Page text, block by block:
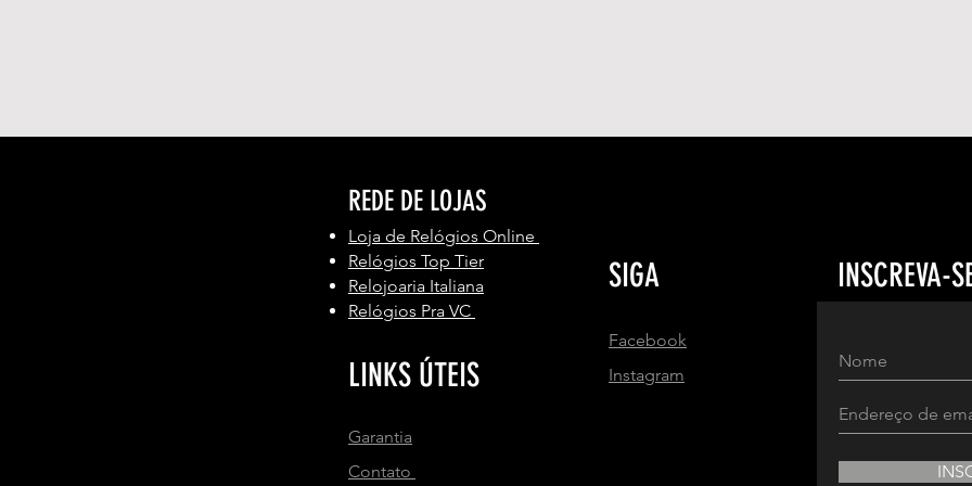
REDE DE LOJAS
Loja de Relógios Online
Relógios Top Tier
Relojoaria Italiana
Relógios Pra VC
LINKS ÚTEIS
Garantia
Contato
SIGA
Facebook
Instagram
INSCREVA-